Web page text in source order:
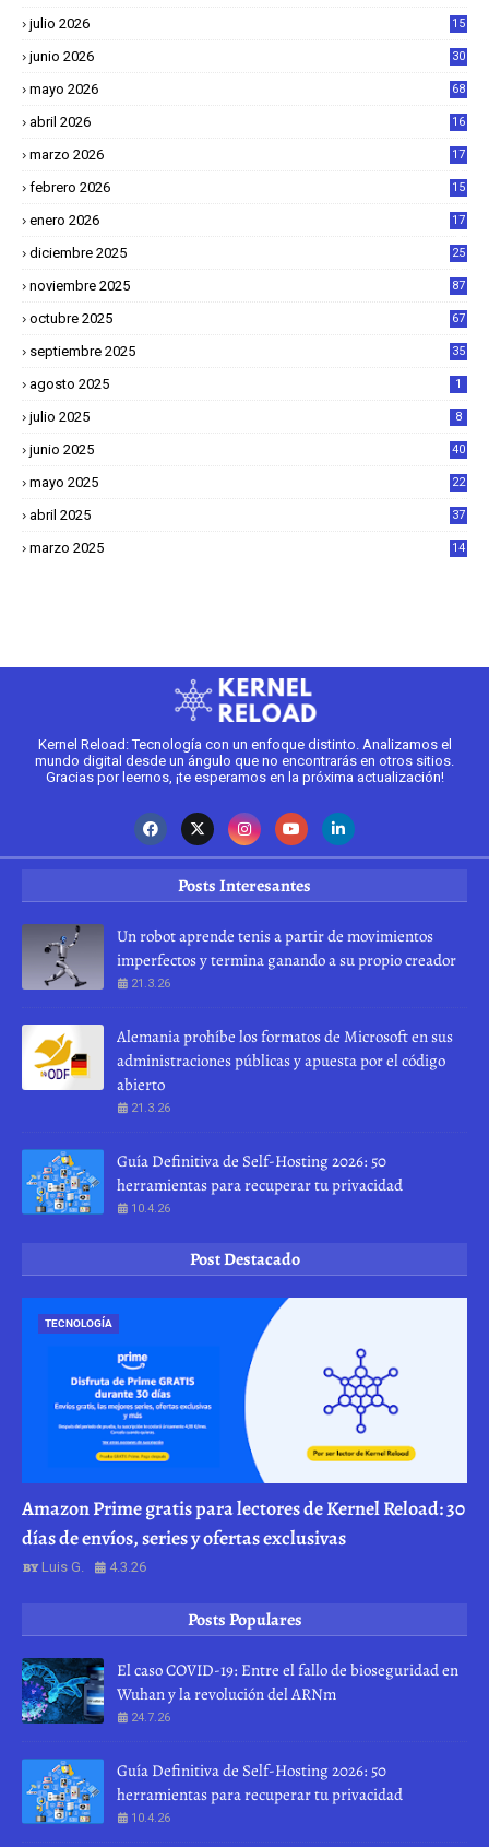
julio 2026 15
junio 2026 30
mayo 2026 68
abril 2026
16
marzo 2026
17
febrero 2026
15
enero 2026
17
diciembre 2025
25
noviembre 2025 87
octubre 2025 67
septiembre 2025 35
agosto 2025 1
julio 2025 8
junio 2025 40
mayo 2025
22
abril 2025
37
marzo 2025
14
Kernel Reload: Tecnología con un enfoque distinto. Analizamos el
mundo digital desde un ángulo que no encontrarás en otros sitios.
Gracias por leernos, ¡te esperamos en la próxima actualización!
Posts Interesantes
Un robot aprende tenis a partir de movimientos
imperfectos y termina ganando a su propio creador
21.3.26
Alemania prohíbe los formatos de Microsoft en sus
administraciones públicas y apuesta por el código
abierto
21.3.26
Guía Definitiva de Self-Hosting 2026: 50
herramientas para recuperar tu privacidad
10.4.26
Post Destacado
TECNOLOGÍA
Amazon Prime gratis para lectores de Kernel Reload: 30
días de envíos, series y ofertas exclusivas
Luis G. 4.3.26
Posts Populares
El caso COVID-19: Entre el fallo de bioseguridad en
Wuhan y la revolución del ARNm
24.7.26
Guía Definitiva de Self-Hosting 2026: 50
herramientas para recuperar tu privacidad
10.4.26